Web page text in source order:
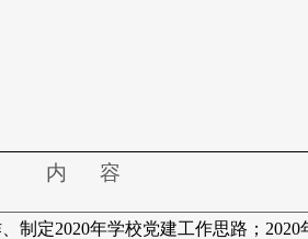
内 容
制定2020年学校党建工作思路；2020